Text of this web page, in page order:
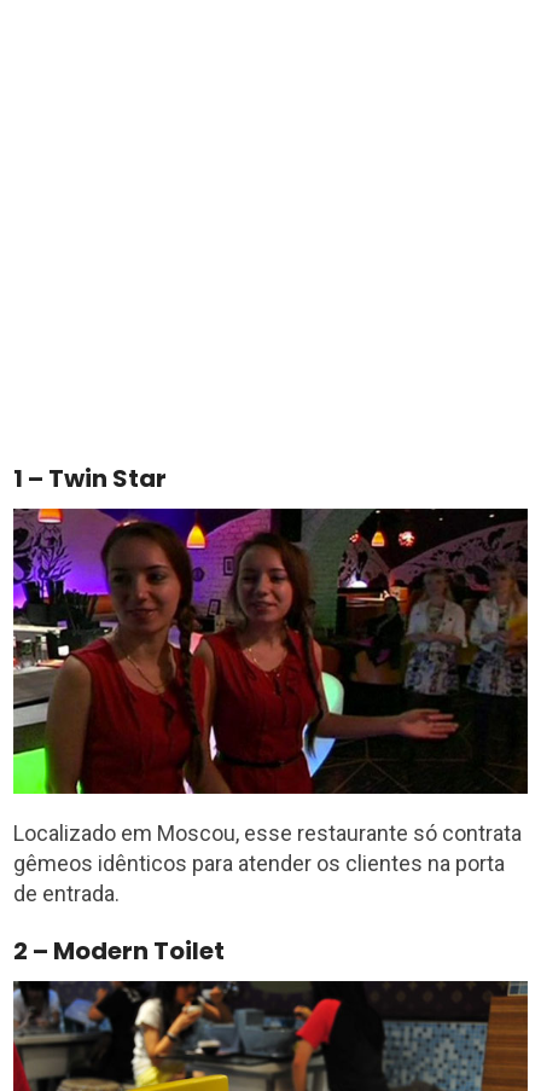
1 – Twin Star
Localizado em Moscou, esse restaurante só contrata
gêmeos idênticos para atender os clientes na porta
de entrada.
2 – Modern Toilet